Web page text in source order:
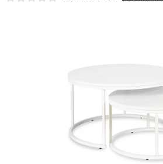
ZÁHRADNÝ NÁBYTOK